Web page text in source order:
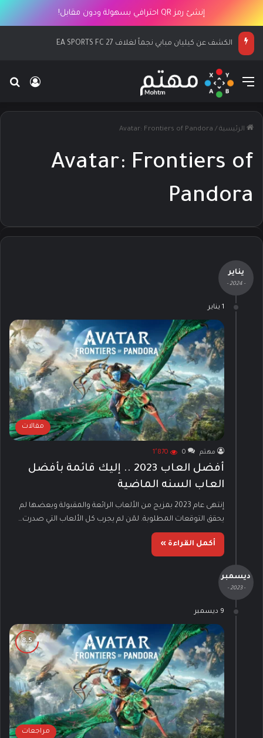
إنشئ رمز QR احترافي بسهولة ودون مقابل!
الكشف عن كيليان مبابي نجماً لغلاف EA SPORTS FC 27
القائمة
الرئيسية /
Avatar: Frontiers of Pandora
Avatar: Frontiers of
Pandora
يناير
- 2024 -
1 يناير
مقالات
مهتم 0 1٬870
أفضل العاب 2023 .. إليك قائمة بأفضل
العاب السنه الماضية
إنتهى عام 2023 بمزيج من الألعاب الرائعة والمقبولة وبعضها لم
يحقق التوقعات المطلوبة. لمَن لم يجرب كل الألعاب التي صدرت…
أكمل القراءة »
ديسمبر
- 2023 -
9 ديسمبر
مراجعات